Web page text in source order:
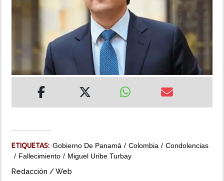
INSÓLITAS
ETIQUETAS: Gobierno De Panamá Colombia
Condolencias
Fallecimiento
Miguel Uribe Turbay
Redacción / Web